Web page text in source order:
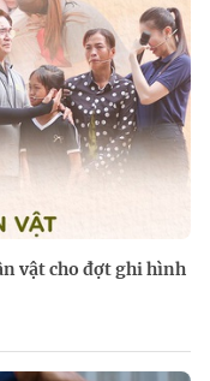
vật cho đợt ghi hình